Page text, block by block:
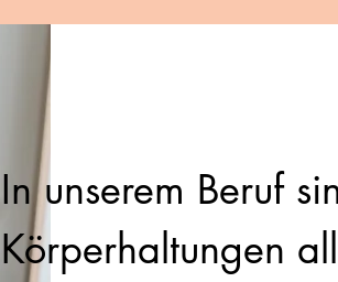
In unserem Beruf
Körperhaltungen